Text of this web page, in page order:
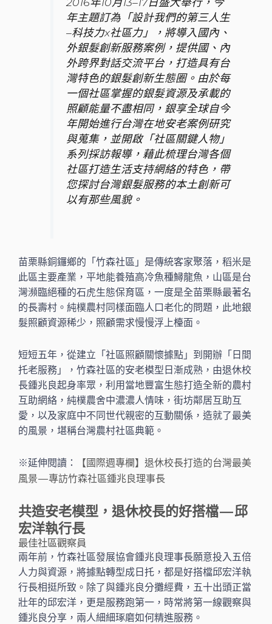
年主題訂為「設計我們的第三人生
–科技力x社區力」，將導入國內、
外銀髮創新服務案例，提供國、內
外跨界對話交流平台，打造具有台
灣特色的銀髮創新生態圈。由於每
一個社區掌握的銀髮資源及承載的
照顧能量不盡相同，銀享全球自今
年開始進行台灣在地安老案例研究
與蒐集，並開啟「社區關鍵人物」
系列採訪報導，藉此梳理台灣各個
社區打造生活支持網絡的特色，帶
您探討台灣銀髮服務的本土創新可
以有那些風貌。
苗栗縣銅鑼鄉的「竹森社區」是傳統客家聚落，稻米是
此區主要產業，平地能養殖高冷魚種鱘龍魚，山區是台
灣瀕臨絕種的石虎生態保育區，一度是全苗栗縣最著名
的長壽村。純樸農村同樣面臨人口老化的問題，此地銀
髮照顧資源稀少，照顧需求慢慢浮上檯面。
短短五年，從建立「社區照顧關懷據點」到開辦「日間
托老服務」，竹森社區的安老模型日漸成熟，由退休校
長鍾兆良起身率眾，利用當地豐富生態打造全新的農村
互助網絡，純樸農舍中濃濃人情味，街坊鄰居互助互
愛，以及家庭中不同世代親密的互動關係，造就了最美
的風景，堪稱台灣農村社區典範。
※延伸閱讀：
【國際週專欄】退休校長打造的台灣最美
風景 — 專訪竹森社區鍾兆良理事長
共造安老模型，退休校長的好搭檔 — 邱
宏洋執行長
最佳社區觀察員
兩年前，竹森社區發展協會鍾兆良理事長願意投入五倍
人力與資源，將據點轉型成日托，都是好搭檔邱宏洋執
行長相挺所致。除了與鍾兆良分攤經費，五十出頭正當
壯年的邱宏洋，更是服務跑第一，時常將第一線觀察與
鍾兆良分享，兩人細細琢磨如何精進服務。